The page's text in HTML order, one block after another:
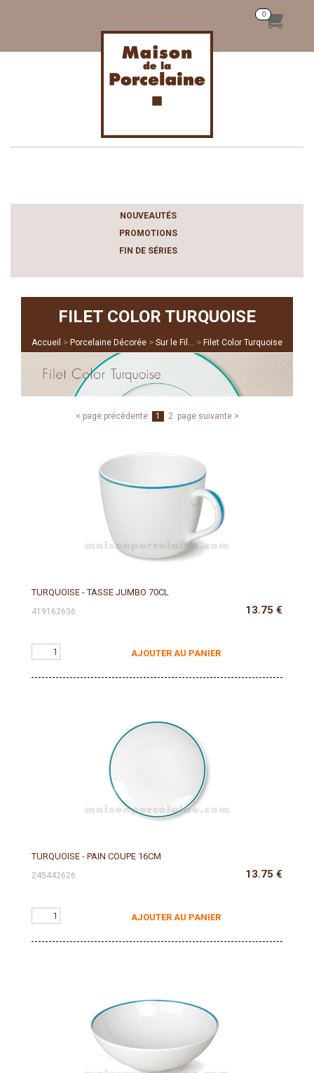
NOUVEAUTÉS
PROMOTIONS
FIN DE SÉRIES
FILET COLOR TURQUOISE
Accueil > Porcelaine Décorée > Sur le Fil... > Filet Color Turquoise
< page précédente 1 2 page suivante >
TURQUOISE - TASSE JUMBO 70CL
419162636 13.75 €
AJOUTER AU PANIER
TURQUOISE - PAIN COUPE 16CM
245442626 13.75 €
AJOUTER AU PANIER